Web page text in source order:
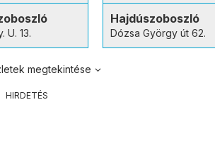
U. 13.
Hajdúszoboszló
Dózsa György út 62.
megtekintése
HIRDETÉS